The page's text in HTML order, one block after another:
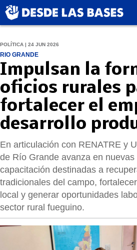
POLÍTICA | 24 JUN 2026
RIO GRANDE
Impulsan la
oficios rurales
fortalecer el
desarrollo
En articulación con RENATRE y
de Río Grande avanza en
capacitación destinadas a
tradicionales del campo,
local y generar oportunidades
sector rural fueguino.